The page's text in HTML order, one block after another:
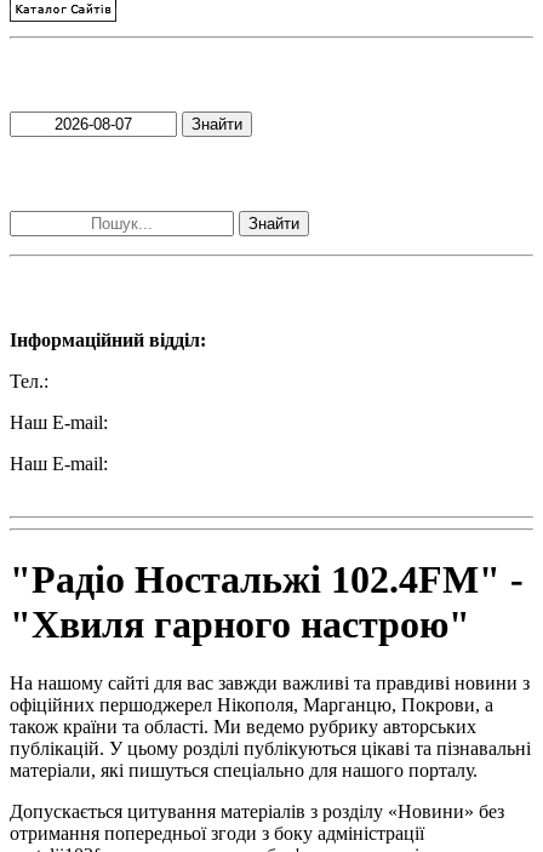
Знайти
Знайти
Інформаційний відділ:
Тел.:
Наш E-mail:
Наш E-mail:
"Радіо Ностальжі 102.4FM" -
"Хвиля гарного настрою"
На нашому сайті для вас завжди важливі та правдиві новини з
офіційних першоджерел Нікополя, Марганцю, Покрови, а
також країни та області. Ми ведемо рубрику авторських
публікацій. У цьому розділі публікуються цікаві та пізнавальні
матеріали, які пишуться спеціально для нашого порталу.
Допускається цитування матеріалів з розділу «Новини» без
отримання попередньої згоди з боку адміністрації